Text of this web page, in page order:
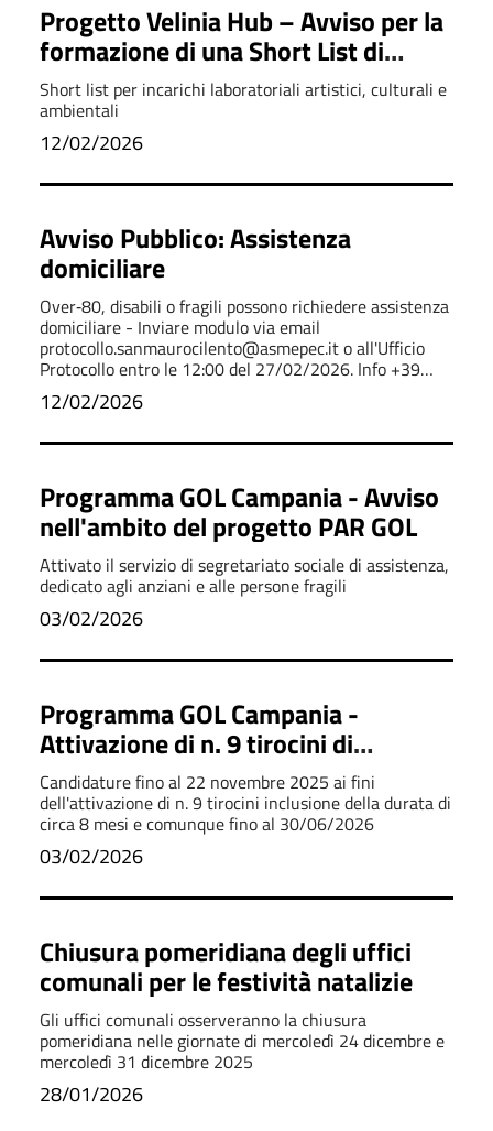
Progetto Velinia Hub – Avviso per la
formazione di una Short List di
esperti e collaboratori
Short list per incarichi laboratoriali artistici, culturali e
ambientali
12/02/2026
Avviso Pubblico: Assistenza
domiciliare
Over‑80, disabili o fragili possono richiedere assistenza
domiciliare - Inviare modulo via email
protocollo.sanmaurocilento@asmepec.it o all'Ufficio
Protocollo entro le 12:00 del 27/02/2026. Info +39
0974 903 161.
12/02/2026
Programma GOL Campania - Avviso
nell'ambito del progetto PAR GOL
Attivato il servizio di segretariato sociale di assistenza,
dedicato agli anziani e alle persone fragili
03/02/2026
Programma GOL Campania -
Attivazione di n. 9 tirocini di
inclusione
Candidature fino al 22 novembre 2025 ai fini
dell'attivazione di n. 9 tirocini inclusione della durata di
circa 8 mesi e comunque fino al 30/06/2026
03/02/2026
Chiusura pomeridiana degli uffici
comunali per le festività natalizie
Gli uffici comunali osserveranno la chiusura
pomeridiana nelle giornate di mercoledì 24 dicembre e
mercoledì 31 dicembre 2025
28/01/2026